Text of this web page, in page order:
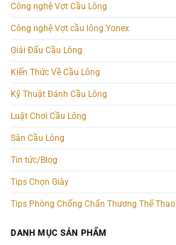
Công nghệ Vợt Cầu Lông
Công nghệ Vợt cầu lông Yonex
Giải Đấu Cầu Lông
Kiến Thức Về Cầu Lông
Kỹ Thuật Đánh Cầu Lông
Luật Chơi Cầu Lông
Sân Cầu Lông
Tin tức/Blog
Tips Chọn Giày
Tips Phòng Chống Chấn Thương Thể Thao
DANH MỤC SẢN PHẨM